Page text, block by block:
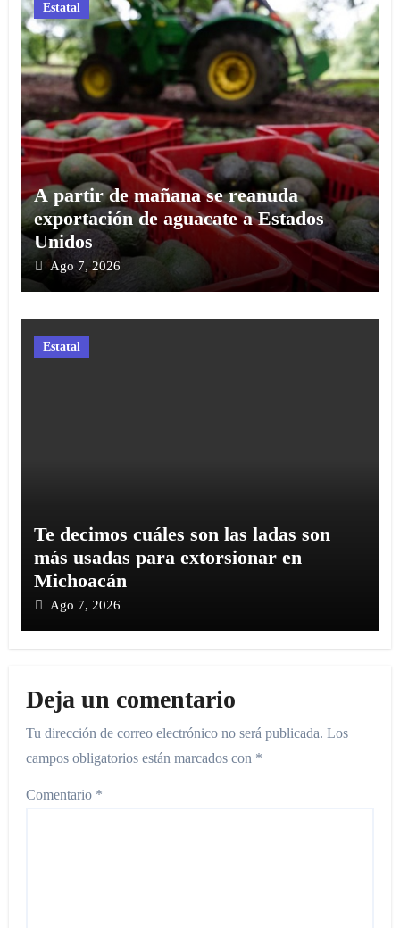
Estatal
A partir de mañana se reanuda
exportación de aguacate a Estados
Unidos
Ago 7, 2026
Estatal
Te decimos cuáles son las ladas son
más usadas para extorsionar en
Michoacán
Ago 7, 2026
Deja un comentario
Tu dirección de correo electrónico no será publicada. Los
campos obligatorios están marcados con *
Comentario *